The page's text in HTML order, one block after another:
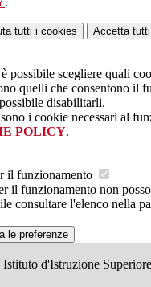
tutti i cookies Accetta tutti
possibile scegliere quali
quelli che consentono il
disabilitarli.
i cookie necessari al
POLICY.
il funzionamento
il funzionamento non
consultare l'elenco nella
le preferenze
Istituto d'Istruzione